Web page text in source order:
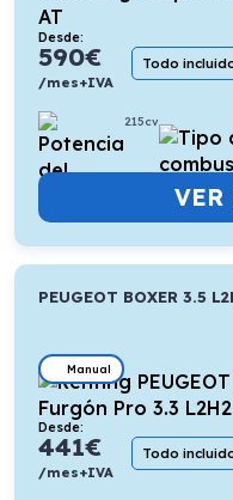
Desde:
590€
/mes+IVA
Todo
215cv
VER
PEUGEOT BOXER 3.5
Manual
Desde:
441€
/mes+IVA
Todo